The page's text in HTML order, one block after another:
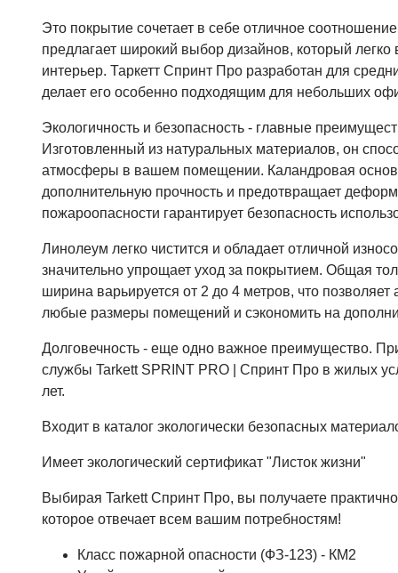
Это покрытие сочетает в себе отличное
предлагает широкий выбор дизайнов, который
интерьер. Таркетт Спринт Про разработан для
делает его особенно подходящим для небольших
Экологичность и безопасность - главные
Изготовленный из натуральных материалов, он
атмосферы в вашем помещении. Каландровая
дополнительную прочность и предотвращает
пожароопасности гарантирует безопасность
Линолеум легко чистится и обладает отличной
значительно упрощает уход за покрытием. Общая
ширина варьируется от 2 до 4 метров, что позволяет
любые размеры помещений и сэкономить на
Долговечность - еще одно важное преимущество.
службы Tarkett SPRINT PRO | Спринт Про в жилых
лет.
Входит в каталог экологически безопасных
Имеет экологический сертификат "Листок жизни"
Выбирая Tarkett Спринт Про, вы получаете
которое отвечает всем вашим потребностям!
Класс пожарной опасности (ФЗ-123) - КМ2